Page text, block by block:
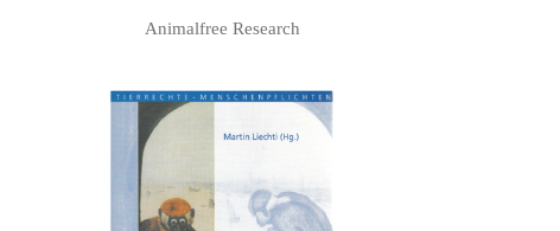
Animalfree Research